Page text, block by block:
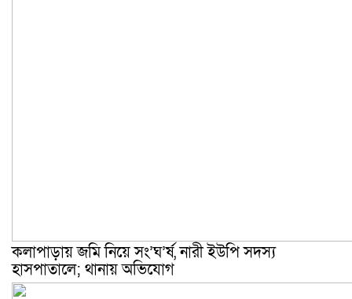
কলাপাড়ায় জমি নিয়ে সং’ঘ’র্ষ, নারী ইউপি সদস্য
হাসপাতালে; থানায় অভিযোগ